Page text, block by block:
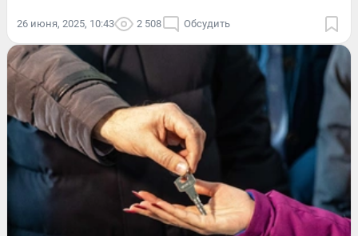
26 июня, 2025, 10:43 2 508 Обсудить